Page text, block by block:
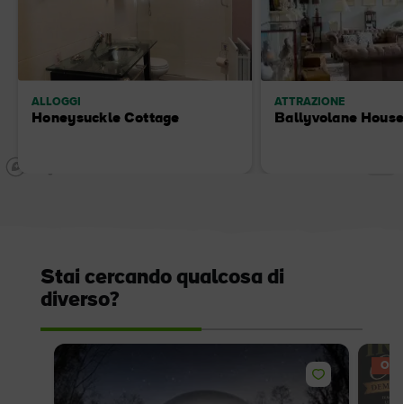
ALLOGGI
Honeysuckle Cottage
ATTRAZIONE
Ballyvolane
Stai cercando qualcosa di
diverso?